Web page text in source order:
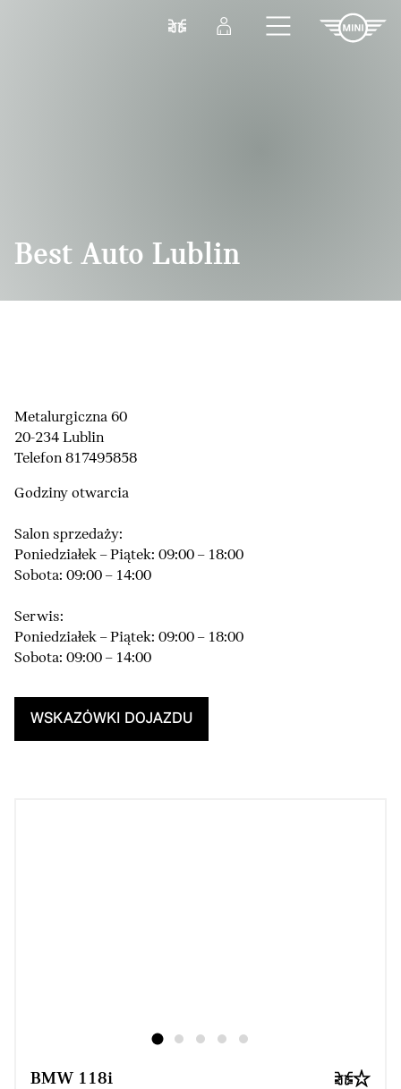
Przejdź do głównej treści
Porównaj Zaloguj się
Best Auto Lublin
Metalurgiczna 60
20-234 Lublin
Telefon 817495858
Godziny otwarcia
Salon sprzedaży:
Poniedziałek – Piątek: 09:00 – 18:00
Sobota: 09:00 – 14:00
Serwis:
Poniedziałek – Piątek: 09:00 – 18:00
Sobota: 09:00 – 14:00
WSKAZÓWKI DOJAZDU
BMW 118i